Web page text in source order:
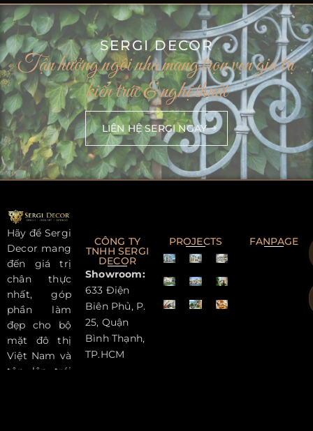
SERGI DECOR
Tận hưởng ngôi nhà mang trọn vẹn giá trị
kiến trúc & nghệ thuật
LIÊN HỆ SERGI NGAY
Hãy để Sergi
Decor mang
đến giá trị
chân thực
nhất, góp
phần làm
đẹp cho bộ
mặt đô thị
Việt Nam và
tôn lên trái
CÔNG TY
TNHH SERGI
DECOR
Showroom:
633 Điện
Biên Phủ, P.
25, Quận
Bình Thạnh,
TP.HCM
PROJECTS FANPAGE